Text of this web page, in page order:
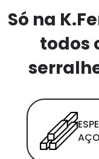
Só na
todos
AÇO